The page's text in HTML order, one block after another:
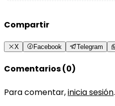
Compartir
X Facebook Telegram
Comentarios (0)
Para comentar,inicia sesión.